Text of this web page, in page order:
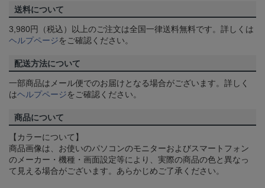
送料について
3,980円（税込）以上のご注文は全国一律送料無料です。詳しくは
ヘルプページをご確認ください。
配送方法について
一部商品はメール便でのお届けとなる場合がございます。詳しく
はヘルプページをご確認ください。
商品について
【カラーについて】
商品画像は、お使いのパソコンのモニターおよびスマートフォン
のメーカー・機種・画面設定等により、実際の商品の色と異なっ
て見える場合がございます。あらかじめご了承ください。